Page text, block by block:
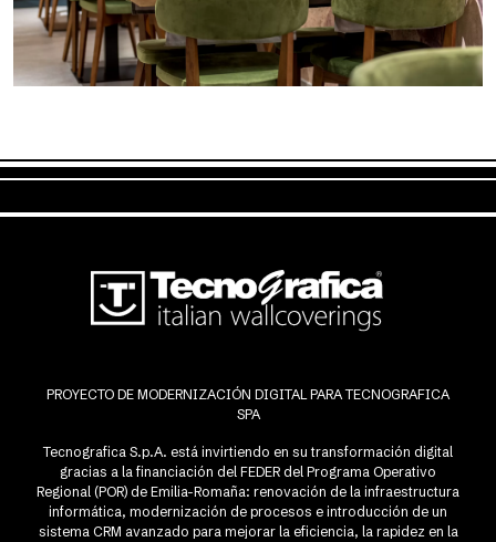
PROYECTO DE MODERNIZACIÓN DIGITAL PARA TECNOGRAFICA
SPA
Tecnografica S.p.A. está invirtiendo en su transformación digital
gracias a la financiación del FEDER del Programa Operativo
Regional (POR) de Emilia-Romaña: renovación de la infraestructura
informática, modernización de procesos e introducción de un
sistema CRM avanzado para mejorar la eficiencia, la rapidez en la